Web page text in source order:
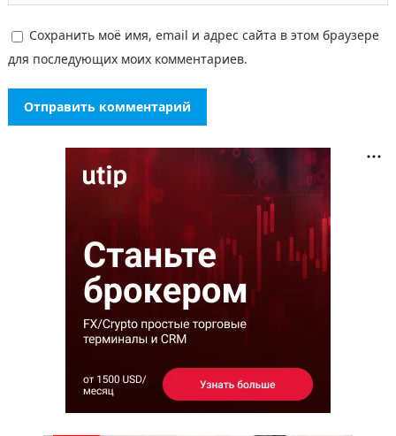
Сохранить моё имя, email и адрес сайта в этом браузере
для последующих моих комментариев.